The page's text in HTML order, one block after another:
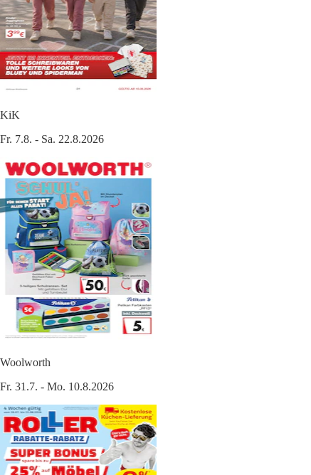
KiK
Fr. 7.8. - Sa. 22.8.2026
Woolworth
Fr. 31.7. - Mo. 10.8.2026